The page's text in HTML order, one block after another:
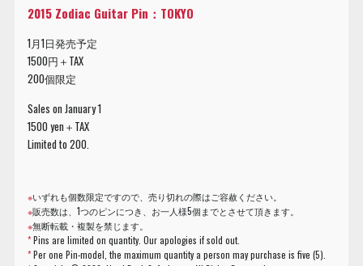
2015 Zodiac Guitar Pin：TOKYO
1月1日発売予定
1500円＋TAX
200個限定
Sales on January 1
1500 yen＋TAX
Limited to 200.
※いずれも個数限定ですので、売り切れの際はご容赦ください。
※販売数は、1つのピンにつき、お一人様5個までとさせて頂きます。
※無断転載・複製を禁じます。
*Pins are limited on quantity. Our apologies if sold out.
*Per one Pin-model, the maximum quantity a person may purchase is five (5).